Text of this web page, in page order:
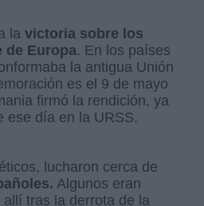
lavictoria sobre los
de Europa. En los países
la antigua Unión
es el 9 de mayo
firmó la rendición, ya
ese día en la URSS.
lucharon cerca de
Algunos eran
tras la derrota de la